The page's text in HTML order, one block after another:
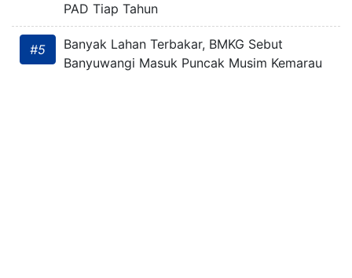
PAD Tiap Tahun
#5
Banyak Lahan Terbakar, BMKG Sebut
Banyuwangi Masuk Puncak Musim Kemarau